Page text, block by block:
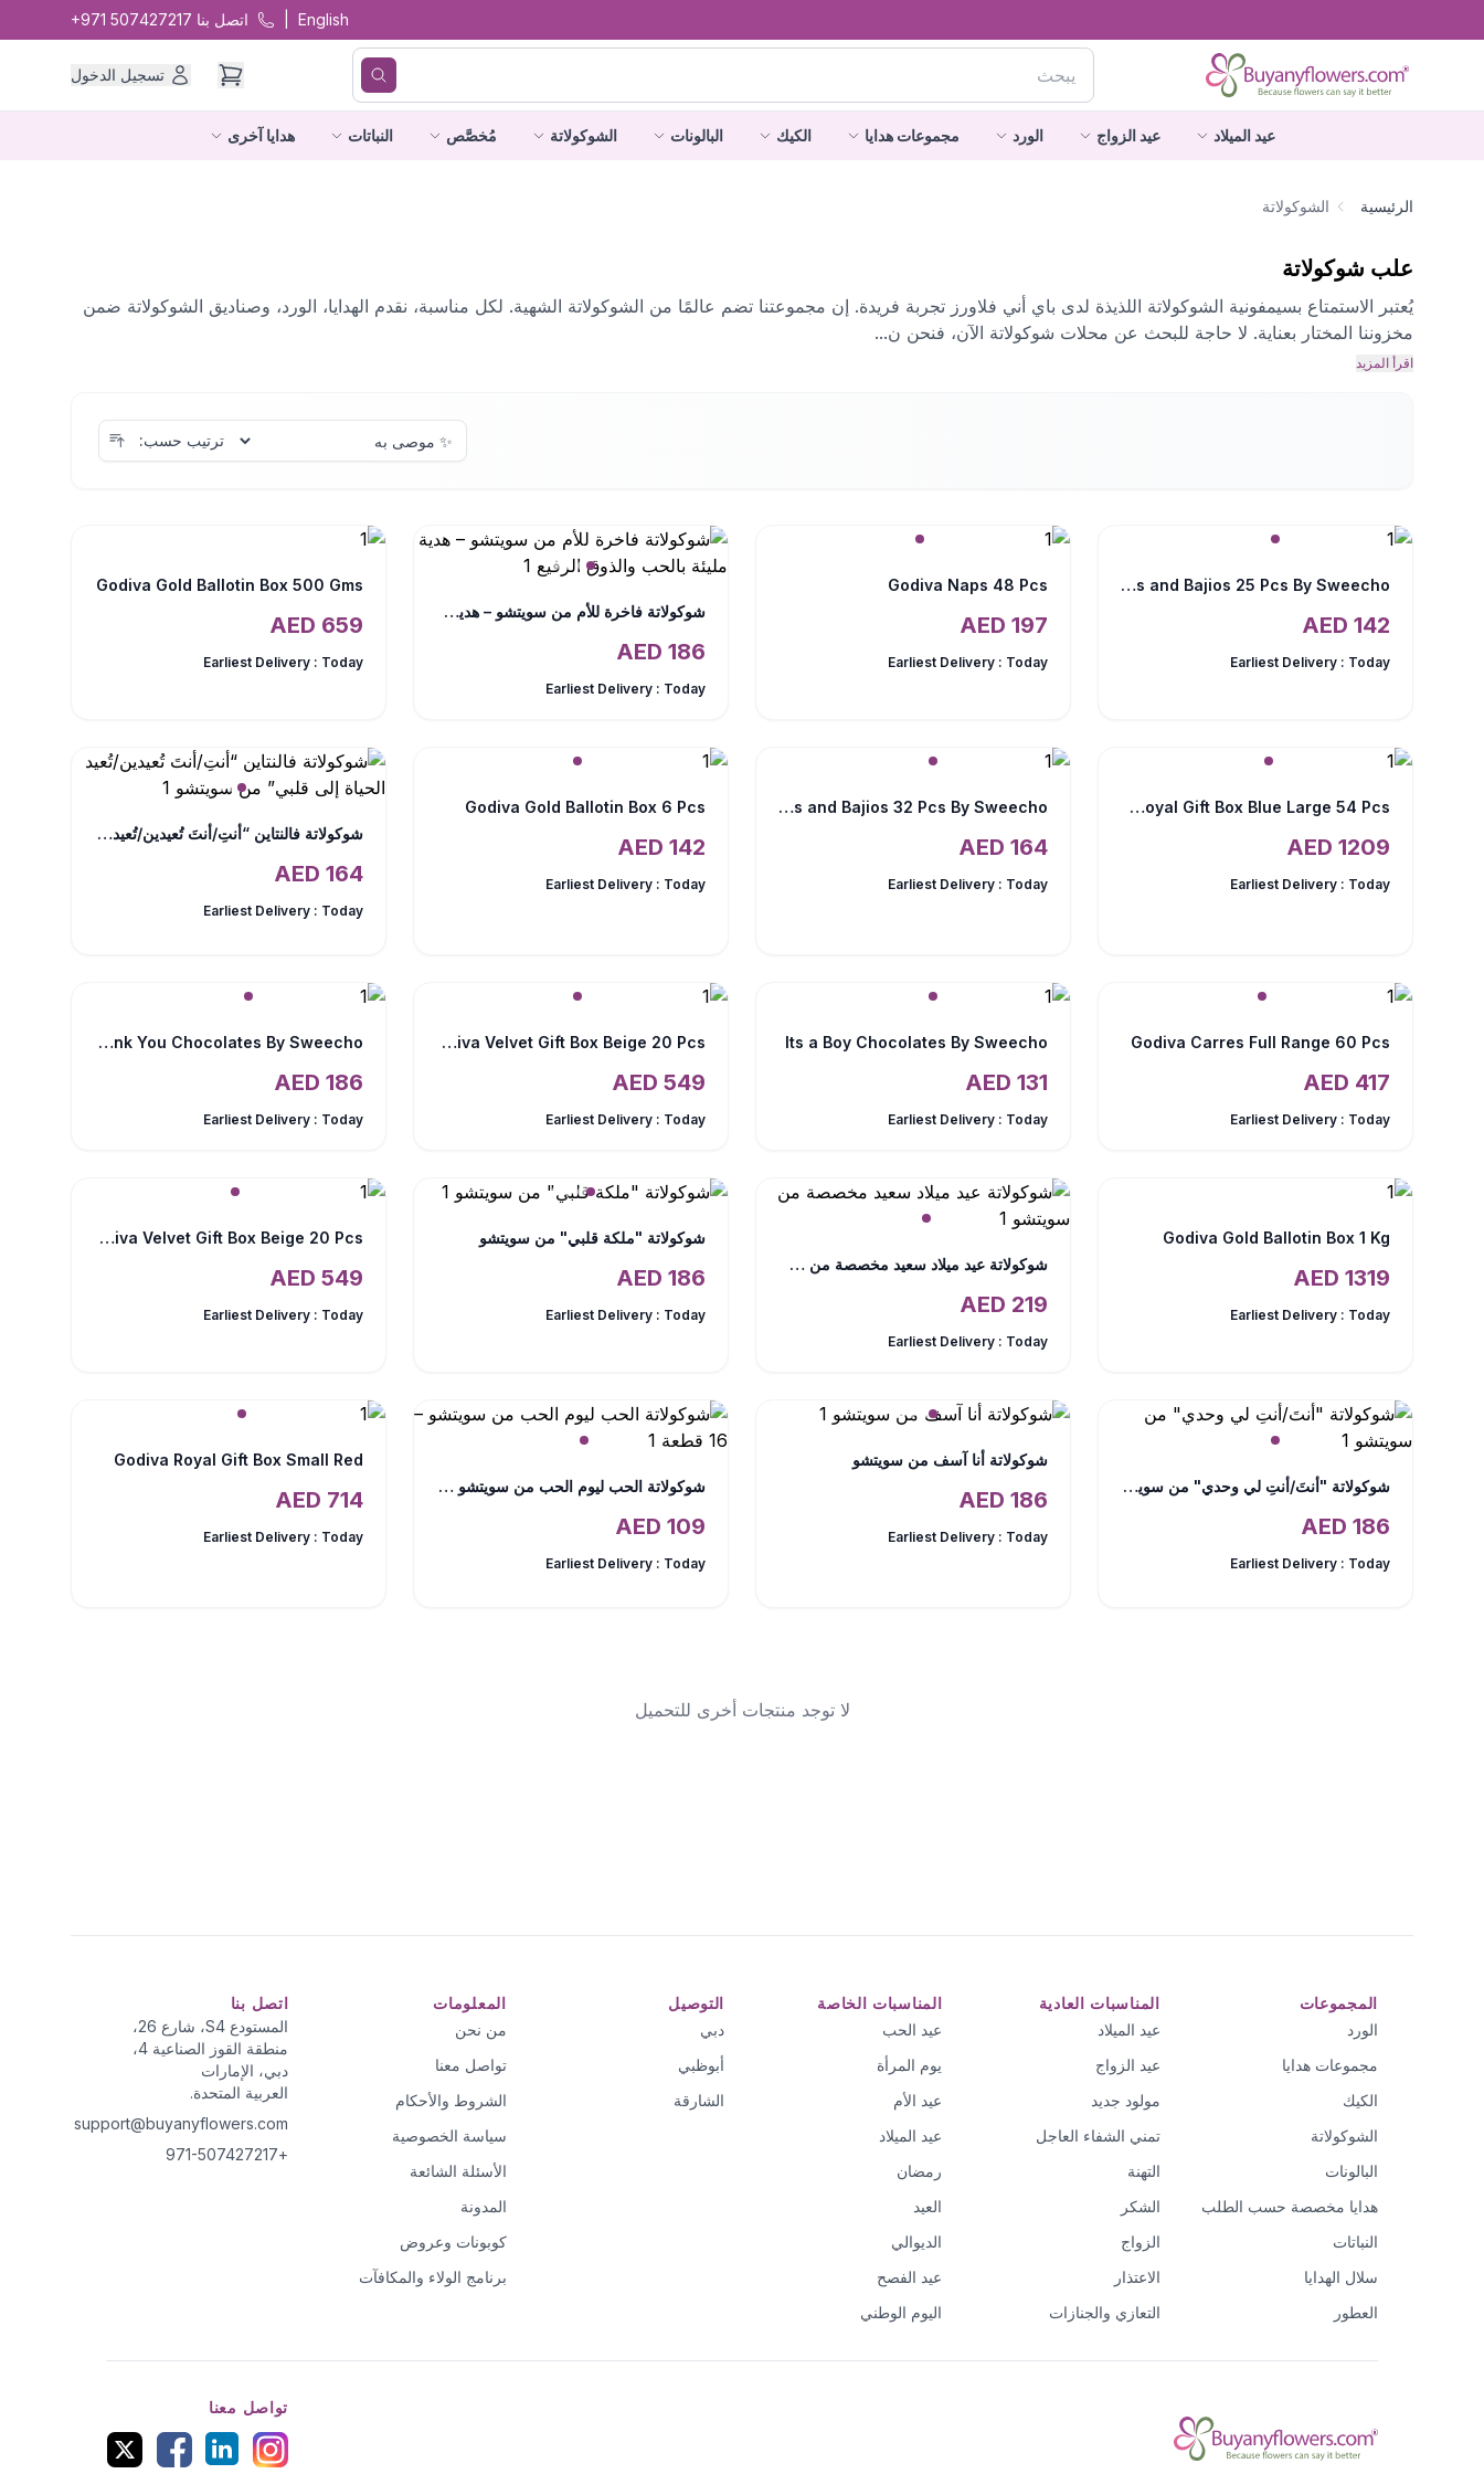
English اتصل بنا +971 507427217
تسجيل الدخول
عيد الميلاد عيد الزواج الورد مجموعات هدايا الكيك البالونات الشوكولاتة مُخصَّص النباتات هدايا آخرى
الرئيسية الشوكولاتة
علب شوكولاتة
يُعتبر الاستمتاع بسيمفونية الشوكولاتة اللذيذة لدى باي أني فلاورز تجربة فريدة. إن مجموعتنا تضم عالمًا من الشوكولاتة الشهية. لكل مناسبة، نقدم الهدايا، الورد، وصناديق الشوكولاتة ضمن
مخزوننا المختار بعناية. لا حاجة للبحث عن محلات شوكولاتة الآن، فنحن ن...
اقرأ المزيد
ترتيب حسب:
Chocolate Truffles and Bajios 25 Pcs By Sweecho
142
Earliest Delivery : Today
Godiva Naps 48 Pcs
197
Earliest Delivery : Today
شوكولاتة فاخرة للأم من سويتشو – هدية مليئة بالحب والذوق الرفيع
186
Earliest Delivery : Today
Godiva Gold Ballotin Box 500 Gms
659
Earliest Delivery : Today
Godiva Royal Gift Box Blue Large 54 Pcs
1209
Earliest Delivery : Today
Chocolate Truffles and Bajios 32 Pcs By Sweecho
164
Earliest Delivery : Today
Godiva Gold Ballotin Box 6 Pcs
142
Earliest Delivery : Today
شوكولاتة فالنتاين “أنتِ/أنتَ تُعيدين/تُعيد الحياة إلى قلبي” من سويتشو
164
Earliest Delivery : Today
Godiva Carres Full Range 60 Pcs
417
Earliest Delivery : Today
Its a Boy Chocolates By Sweecho
131
Earliest Delivery : Today
Godiva Velvet Gift Box Beige 20 Pcs
549
Earliest Delivery : Today
Thank You Chocolates By Sweecho
186
Earliest Delivery : Today
Godiva Gold Ballotin Box 1 Kg
1319
Earliest Delivery : Today
شوكولاتة عيد ميلاد سعيد مخصصة من سويتشو
219
Earliest Delivery : Today
شوكولاتة "ملكة قلبي" من سويتشو
186
Earliest Delivery : Today
Godiva Velvet Gift Box Beige 20 Pcs
549
Earliest Delivery : Today
شوكولاتة "أنتَ/أنتِ لي وحدي" من سويتشو
186
Earliest Delivery : Today
شوكولاتة أنا آسف من سويتشو
186
Earliest Delivery : Today
شوكولاتة الحب ليوم الحب من سويتشو – 16 قطعة
109
Earliest Delivery : Today
Godiva Royal Gift Box Small Red
714
Earliest Delivery : Today
لا توجد منتجات أخرى للتحميل
المجموعات
الورد
مجموعات هدايا
الكيك
الشوكولاتة
البالونات
هدايا مخصصة حسب الطلب
النباتات
سلال الهدايا
العطور
المناسبات العادية
عيد الميلاد
عيد الزواج
مولود جديد
تمني الشفاء العاجل
التهنة
الشكر
الزواج
الاعتذار
التعازي والجنازات
المناسبات الخاصة
عيد الحب
يوم المرأة
عيد الأم
عيد الميلاد
رمضان
العيد
الديوالي
عيد الفصح
اليوم الوطني
التوصيل
دبي
أبوظبي
الشارقة
المعلومات
من نحن
تواصل معنا
الشروط والأحكام
سياسة الخصوصية
الأسئلة الشائعة
المدونة
كوبونات وعروض
برنامج الولاء والمكافآت
اتصل بنا
المستودع S4، شارع 26،
منطقة القوز الصناعية 4،
دبي، الإمارات
العربية المتحدة.
support@buyanyflowers.com
+971-507427217
تواصل معنا